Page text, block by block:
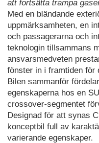
att fortsätta trampa
Med en bländande
uppmärksamheten, en
och passagerarna och
teknologin tillsammans
ansvarsmedveten
fönster in i framtiden för
Bilen sammanför
egenskaperna hos en
crossover-segmentet
Designad för att synas
konceptbil full av
varierande egenskaper.